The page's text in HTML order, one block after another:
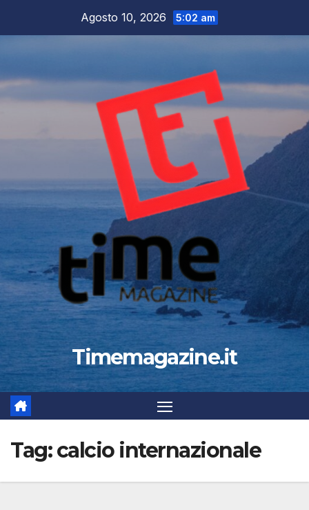
Agosto 10, 2026 5:02 am
Timemagazine.it
Tag:calcio internazionale